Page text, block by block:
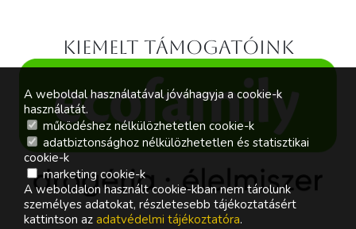
Kiemelt támogatóink
A weboldal használatával jóváhagyja a cookie-k
használatát.
működéshez nélkülözhetetlen cookie-k
adatbiztonsághoz nélkülözhetetlen és statisztikai
cookie-k
marketing cookie-k
A weboldalon használt cookie-kban nem tárolunk
személyes adatokat, részletesebb tájékoztatásért
kattintson az adatvédelmi tájékoztatóra.